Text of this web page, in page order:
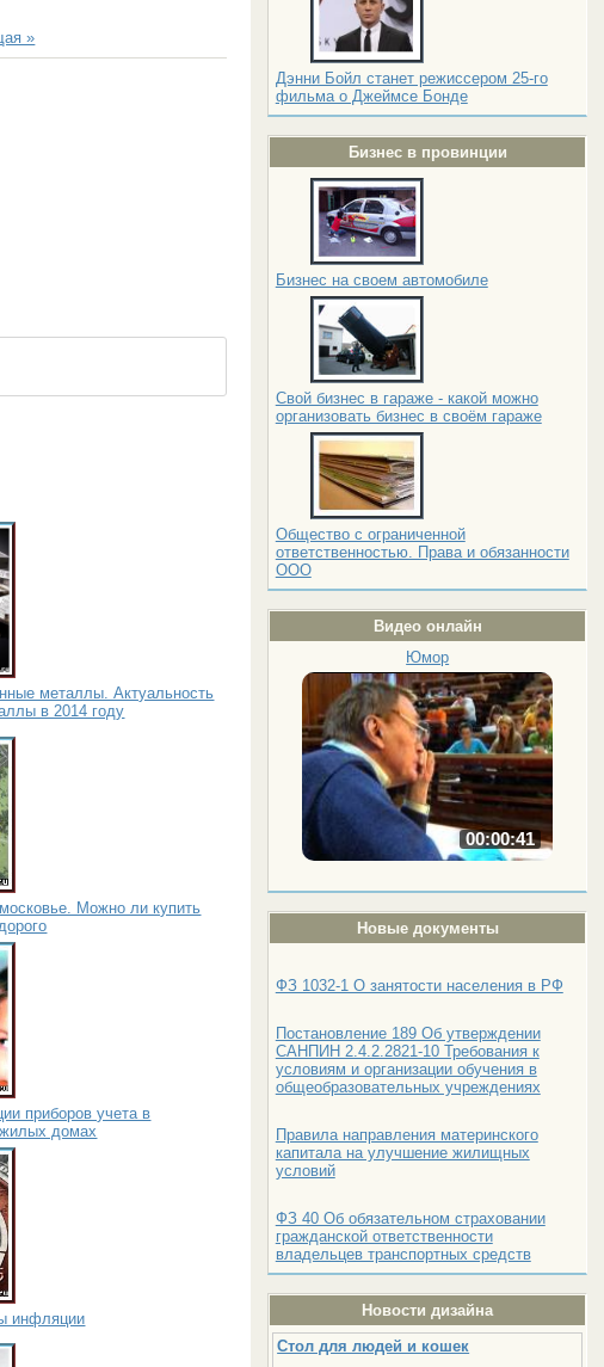
Дэнни Бойл станет режиссером 25-го
фильма о Джеймсе Бонде
Бизнес в провинции
Бизнес на своем автомобиле
Свой бизнес в гараже - какой можно
организовать бизнес в своём гараже
Общество с ограниченной
ответственностью. Права и обязанности
ООО
Видео онлайн
Юмор
00:00:41
Новые документы
ФЗ 1032-1 О занятости населения в РФ
Постановление 189 Об утверждении
САНПИН 2.4.2.2821-10 Требования к
условиям и организации обучения в
общеобразовательных учреждениях
Правила направления материнского
капитала на улучшение жилищных
условий
ФЗ 40 Об обязательном страховании
гражданской ответственности
владельцев транспортных средств
Новости дизайна
Стол для людей и кошек
»
металлы. Актуальность
в 2014 году
Можно ли купить
приборов учета в
домах
инфляции